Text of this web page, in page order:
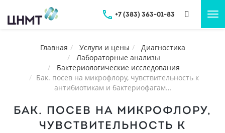
+7 (383) 363-01-83
Главная Услуги и цены
Диагностика
Лабораторные анализы
Бактериологические исследования
Бак. посев на микрофлору, чувcтвительность к
антибиотикам и бактериофагам…
БАК. ПОСЕВ НА МИКРОФЛОРУ,
ЧУВCТВИТЕЛЬНОСТЬ К